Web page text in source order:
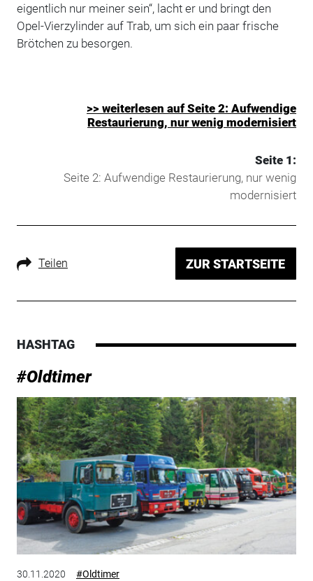
eigentlich nur meiner sein“, lacht er und bringt den
Opel-Vierzylinder auf Trab, um sich ein paar frische
Brötchen zu besorgen.
>> weiterlesen auf Seite 2: Aufwendige
Restaurierung, nur wenig modernisiert
Seite 1:
Seite 2: Aufwendige Restaurierung, nur wenig
modernisiert
Teilen ZUR STARTSEITE
HASHTAG
#Oldtimer
30.11.2020 #Oldtimer